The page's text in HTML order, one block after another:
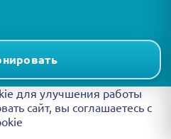
носит справочный характер и
офертой.
для улучшения работы
сайт, вы соглашаетесь с